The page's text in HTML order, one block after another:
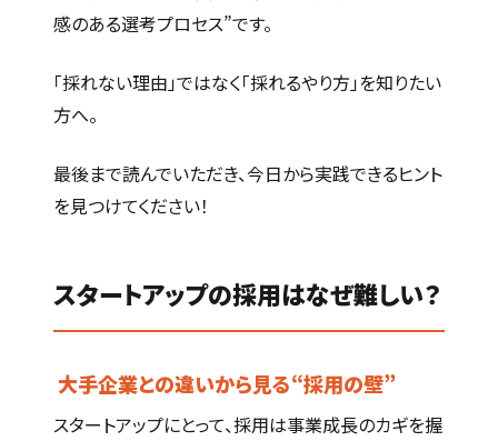
感のある選考プロセス”です。
「採れない理由」ではなく「採れるやり方」を知りたい
方へ。
最後まで読んでいただき、今日から実践できるヒント
を見つけてください！
スタートアップの採用はなぜ難しい？
大手企業との違いから見る“採用の壁”
スタートアップにとって、採用は事業成長のカギを握